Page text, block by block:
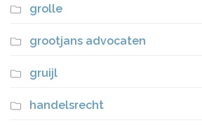
grolle
grootjans advocaten
gruijl
handelsrecht